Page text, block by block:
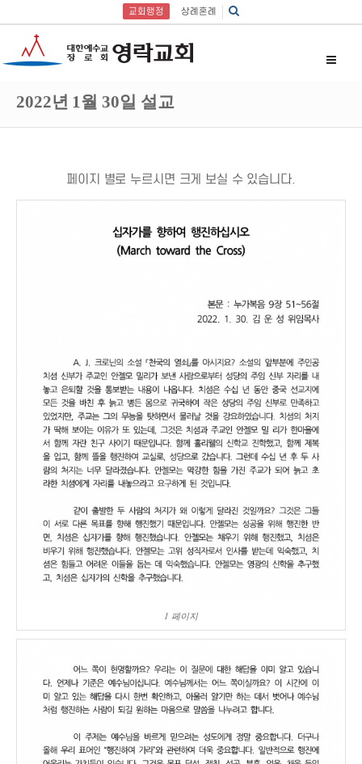
교회행정 상례혼례
2022년 1월 30일 설교
페이지 별로 누르시면 크게 보실 수 있습니다.
1 페이지